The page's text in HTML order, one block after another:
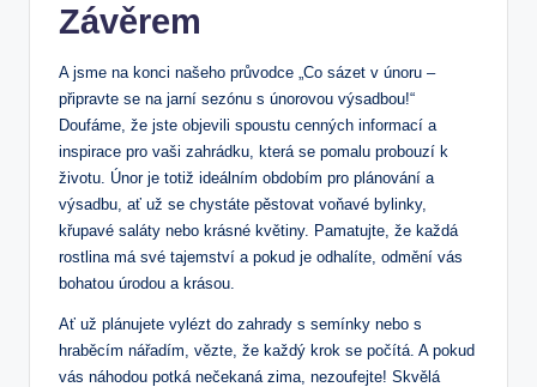
Závěrem
A jsme na konci našeho průvodce „Co sázet v únoru –
připravte se na jarní sezónu s únorovou výsadbou!“
Doufáme, že jste objevili spoustu cenných informací a
inspirace pro vaši zahrádku, která se pomalu probouzí k
životu. Únor je totiž ideálním obdobím pro plánování a
výsadbu, ať už se chystáte pěstovat voňavé bylinky,
křupavé saláty nebo krásné květiny. Pamatujte, že každá
rostlina má své tajemství a pokud je odhalíte, odmění vás
bohatou úrodou a krásou.
Ať už plánujete vylézt do zahrady s semínky nebo s
hraběcím nářadím, vězte, že každý krok se počítá. A pokud
vás náhodou potká nečekaná zima, nezoufejte! Skvělá